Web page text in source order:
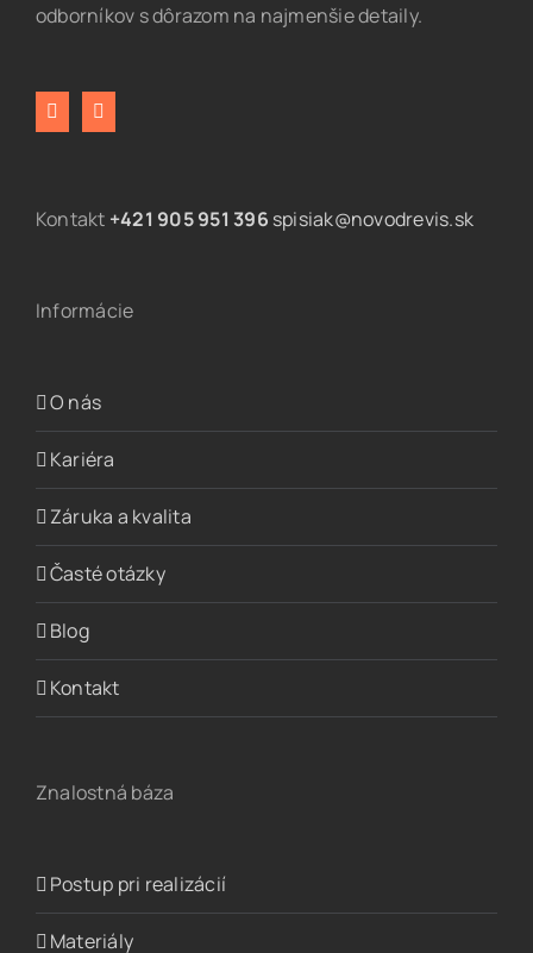
odborníkov s dôrazom na najmenšie detaily.
Kontakt +421 905 951 396 spisiak@novodrevis.sk
Informácie
O nás
Kariéra
Záruka a kvalita
Časté otázky
Blog
Kontakt
Znalostná báza
Postup pri realizácií
Materiály